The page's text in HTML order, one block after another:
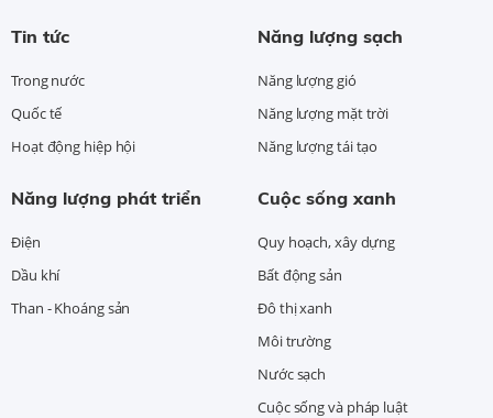
Tin tức
Trong nước
Quốc tế
Hoạt động hiệp hội
Năng lượng sạch
Năng lượng gió
Năng lượng mặt trời
Năng lượng tái tạo
Năng lượng phát triển
Điện
Dầu khí
Than - Khoáng sản
Cuộc sống xanh
Quy hoạch, xây dựng
Bất động sản
Đô thị xanh
Môi trường
Nước sạch
Cuộc sống và pháp luật